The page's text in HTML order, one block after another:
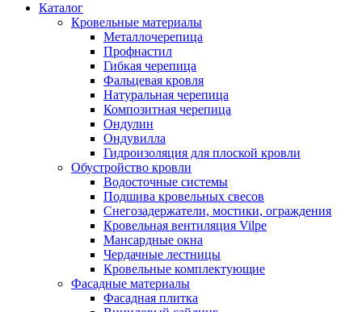
Каталог
Кровельные материалы
Металлочерепица
Профнастил
Гибкая черепица
Фальцевая кровля
Натуральная черепица
Композитная черепица
Ондулин
Ондувилла
Гидроизоляция для плоской кровли
Обустройство кровли
Водосточные системы
Подшива кровельных свесов
Снегозадержатели, мостики, ограждения
Кровельная вентиляция Vilpe
Мансардные окна
Чердачные лестницы
Кровельные комплектующие
Фасадные материалы
Фасадная плитка